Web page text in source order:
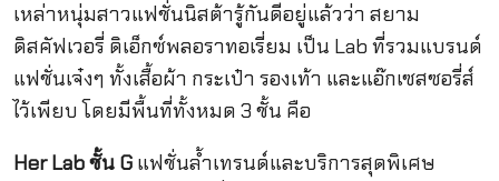
เหล่าหนุ่มสาวแฟชั่นนิสต้ารู้กันดีอยู่แล้วว่า สยาม
ดิสคัฟเวอรี่ ดิเอ็กซ์พลอราทอเรี่ยม เป็น Lab ที่รวมแบรนด์
แฟชั่นเจ๋งๆ ทั้งเสื้อผ้า กระเป๋า รองเท้า และแอ๊กเซสซอรี่ส์
ไว้เพียบ โดยมีพื้นที่ทั้งหมด 3 ชั้น คือ
Her Lab ชั้น Gแฟชั่นล้ำเทรนด์และบริการสุดพิเศษ